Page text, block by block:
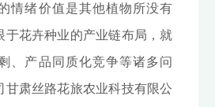
情绪价值是其他植物所没有
于花卉种业的产业链布局，就
、产品同质化竞争等诸多问
甘肃丝路花旅农业科技有限公